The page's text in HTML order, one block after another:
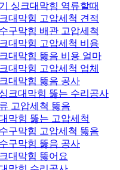
싱크대막힘 역류할때
대막힘 고압세척 견적
구막힘 배관 고압세척
대막힘 고압세척 비용
대막힘 뚫음 비용 얼마
대막힘 고압세척 업체
대막힘 뚫음 공사
크대막힘 뚫는 수리공사
고압세척 뚫음
막힘 뚫는 고압세척
구막힘 고압세척 뚫음
구막힘 뚫음 공사
대막힘 뚫어요